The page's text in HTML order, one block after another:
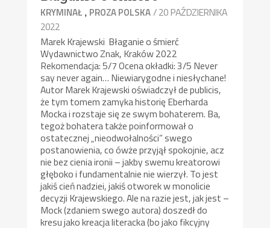
KRYMINAŁ , PROZA POLSKA/ 20 PAŹDZIERNIKA
2022
Marek Krajewski Błaganie o śmierć
Wydawnictwo Znak, Kraków 2022
Rekomendacja: 5/7 Ocena okładki: 3/5 Never
say never again… Niewiarygodne i niesłychane!
Autor Marek Krajewski oświadczył de publicis,
że tym tomem zamyka historię Eberharda
Mocka i rozstaje się ze swym bohaterem. Ba,
tegoż bohatera także poinformował o
ostatecznej „nieodwołalności” swego
postanowienia, co ówże przyjął spokojnie, acz
nie bez cienia ironii – jakby swemu kreatorowi
głęboko i fundamentalnie nie wierzył. To jest
jakiś cień nadziei, jakiś otworek w monolicie
decyzji Krajewskiego. Ale na razie jest, jak jest –
Mock (zdaniem swego autora) doszedł do
kresu jako kreacja literacka (bo jako fikcyjny